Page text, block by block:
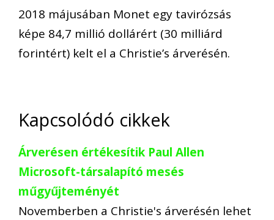
2018 májusában Monet egy tavirózsás
képe 84,7 millió dollárért (30 milliárd
forintért) kelt el a Christie’s árverésén.
Kapcsolódó cikkek
Árverésen értékesítik Paul Allen
Microsoft-társalapító mesés
műgyűjteményét
Novemberben a Christie's árverésén lehet